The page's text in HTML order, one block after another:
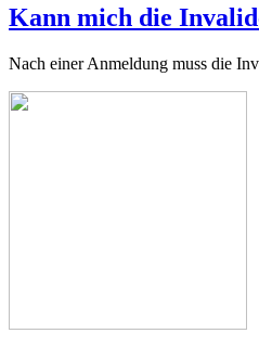
Kann mich die
Nach einer Anmeldung muss die